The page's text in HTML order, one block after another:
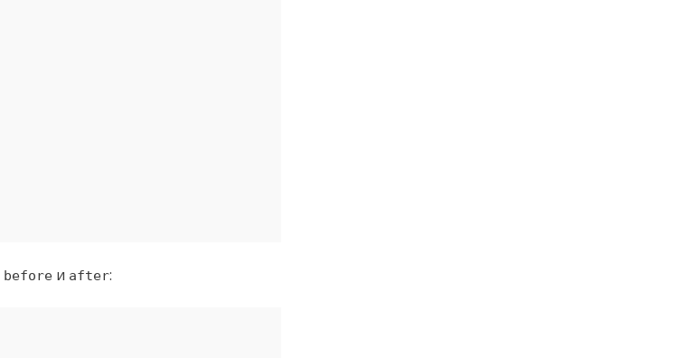
before и after: